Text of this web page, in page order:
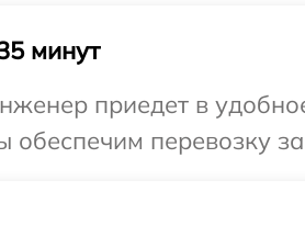
минут
приедет в
перевозку